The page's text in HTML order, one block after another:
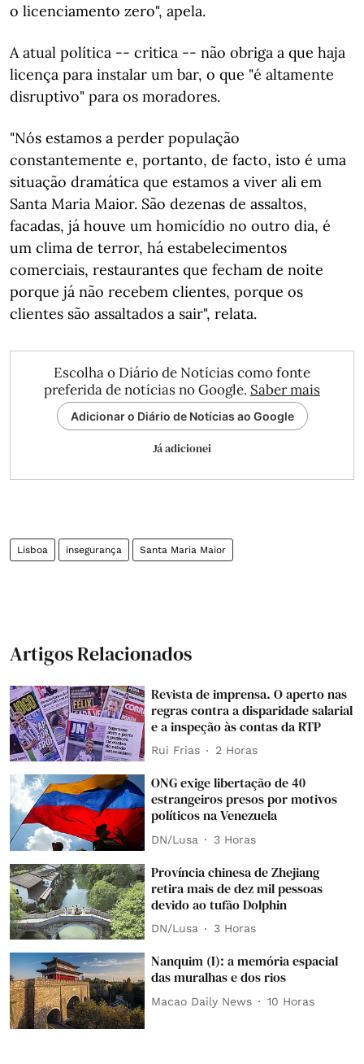
o licenciamento zero", apela.
A atual política -- critica -- não obriga a que haja
licença para instalar um bar, o que "é altamente
disruptivo" para os moradores.
"Nós estamos a perder população
constantemente e, portanto, de facto, isto é uma
situação dramática que estamos a viver ali em
Santa Maria Maior. São dezenas de assaltos,
facadas, já houve um homicídio no outro dia, é
um clima de terror, há estabelecimentos
comerciais, restaurantes que fecham de noite
porque já não recebem clientes, porque os
clientes são assaltados a sair", relata.
Escolha o Diário de Notícias como fonte
preferida de notícias no Google. Saber mais
Adicionar o Diário de Notícias ao Google
Já adicionei
Lisboa insegurança Santa Maria Maior
Artigos Relacionados
Revista de imprensa. O aperto nas
regras contra a disparidade salarial
e a inspeção às contas da RTP
Rui Frias 2 Horas
ONG exige libertação de 40
estrangeiros presos por motivos
políticos na Venezuela
DN/Lusa 3 Horas
Província chinesa de Zhejiang
retira mais de dez mil pessoas
devido ao tufão Dolphin
DN/Lusa 3 Horas
Nanquim (I): a memória espacial
das muralhas e dos rios
Macao Daily News 10 Horas